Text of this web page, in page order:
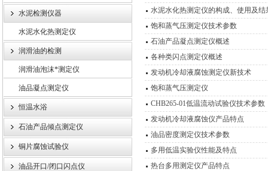
统
水泥检测仪器
水泥水化热测定仪
润滑油的检测
润滑油泡沫*测定仪
油品凝点测定仪
恒温水浴
石油产品倾点测定仪
铜片腐蚀试验仪
油品开口/闭口闪点仪
水泥水化热测定仪的构成、使用及结
饱和蒸气压测定仪技术参数
石油产品凝点测定仪概述
各种类闪点测定仪概述
发动机冷却液腐蚀测定仪新技术
饱和蒸气压测定仪
CHB265-01低温流动试验仪技术参数
发动机冷却液腐蚀仪产品特点
油品密度测定仪技术参数
多用低温实验仪性能及特点
热台多用测定仪产品特点